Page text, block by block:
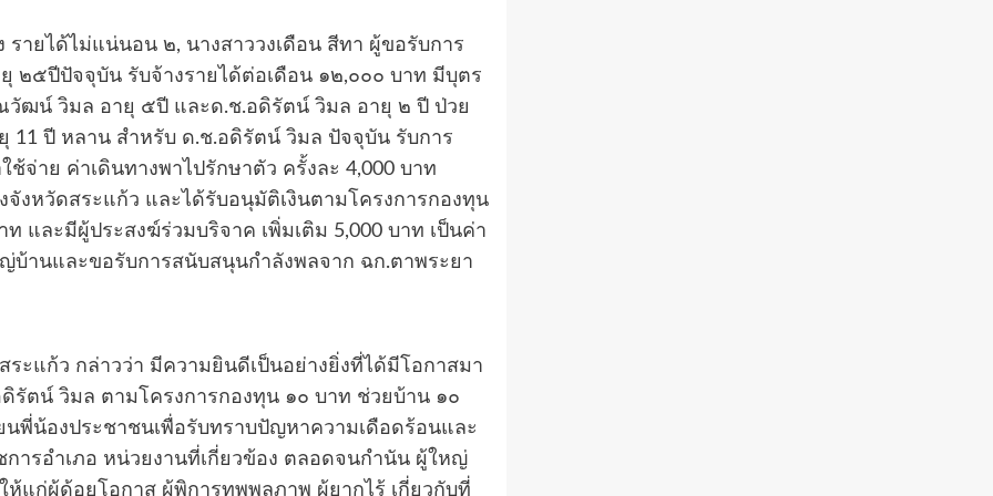
ายได้ไม่แน่นอน ๒, นางสาววงเดือน สีทา ผู้ขอรับการ
๒๕ปีปัจจุบัน รับจ้างรายได้ต่อเดือน ๑๒,๐๐๐ บาท มีบุตร
ฒน์ วิมล อายุ ๕ปี และด.ช.อดิรัตน์ วิมล อายุ ๒ ปี ป่วย
11 ปี หลาน สำหรับ ด.ช.อดิรัตน์ วิมล ปัจจุบัน รับการ
จ่าย ค่าเดินทางพาไปรักษาตัว ครั้งละ 4,000 บาท
จังหวัดสระแก้ว และได้รับอนุมัติเงินตามโครงการกองทุน
ท และมีผู้ประสงฆ์ร่วมบริจาค เพิ่มเติม 5,000 บาท เป็นค่า
บ้านและขอรับการสนับสนุนกำลังพลจาก ฉก.ตาพระยา
แก้ว กล่าวว่า มีความยินดีเป็นอย่างยิ่งที่ได้มีโอกาสมา
รัตน์ วิมล ตามโครงการกองทุน ๑๐ บาท ช่วยบ้าน ๑๐
นพี่น้องประชาชนเพื่อรับทราบปัญหาความเดือดร้อนและ
ารอำเภอ หน่วยงานที่เกี่ยวข้อง ตลอดจนกำนัน ผู้ใหญ่
แก่ผู้ด้อยโอกาส ผู้พิการทุพพลภาพ ผู้ยากไร้ เกี่ยวกับที่